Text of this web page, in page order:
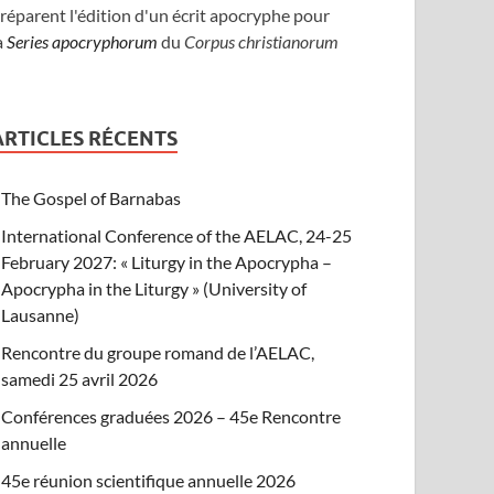
l'édition d'un écrit apocryphe pour
Series apocryphorum duCorpus christianorum
RÉCENTS
The Gospel of Barnabas
International Conference of the AELAC, 24-25
February 2027: « Liturgy in the Apocrypha –
Apocrypha in the Liturgy » (University of
Lausanne)
Rencontre du groupe romand de l’AELAC,
samedi 25 avril 2026
Conférences graduées 2026 – 45e Rencontre
annuelle
45e réunion scientifique annuelle 2026